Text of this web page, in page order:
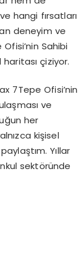
hangi fırsatları
deneyim ve
Sahibi
çiziyor.
7Tepe Ofisi’nin
ve
her
kişisel
Yıllar
sektöründe